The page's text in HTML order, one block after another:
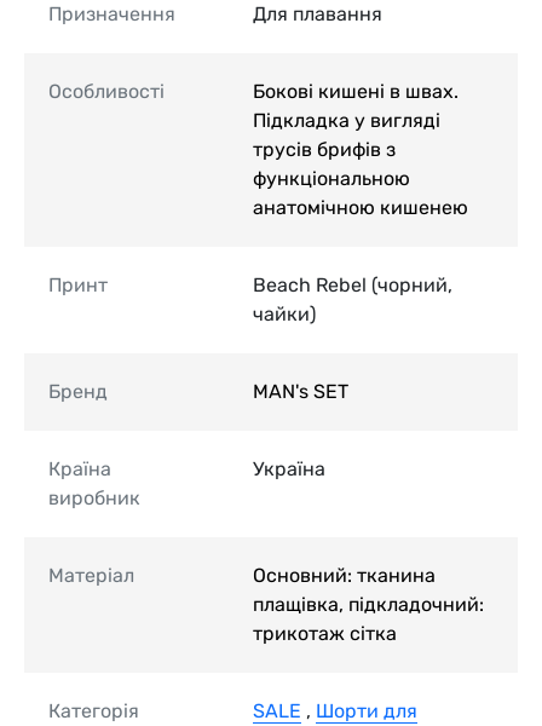
Призначення Для плавання
Особливості
Бокові кишені в швах.
Підкладка у вигляді
трусів брифів з
функціональною
анатомічною кишенею
Принт
Beach Rebel (чорний,
чайки)
Бренд MAN's SET
Країна
виробник
Україна
Матеріал
Основний: тканина
плащівка, підкладочний:
трикотаж сітка
Категорія SALE , Шорти для